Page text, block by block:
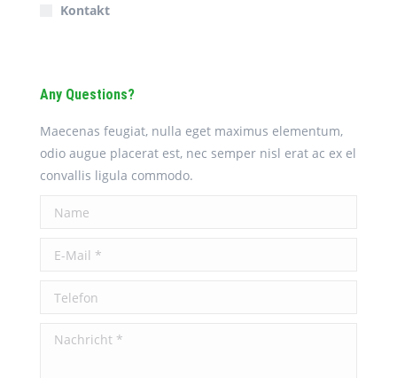
Kontakt
Any Questions?
Maecenas feugiat, nulla eget maximus elementum,
odio augue placerat est, nec semper nisl erat ac ex el
convallis ligula commodo.
Name
E-Mail *
Telefon
Nachricht *